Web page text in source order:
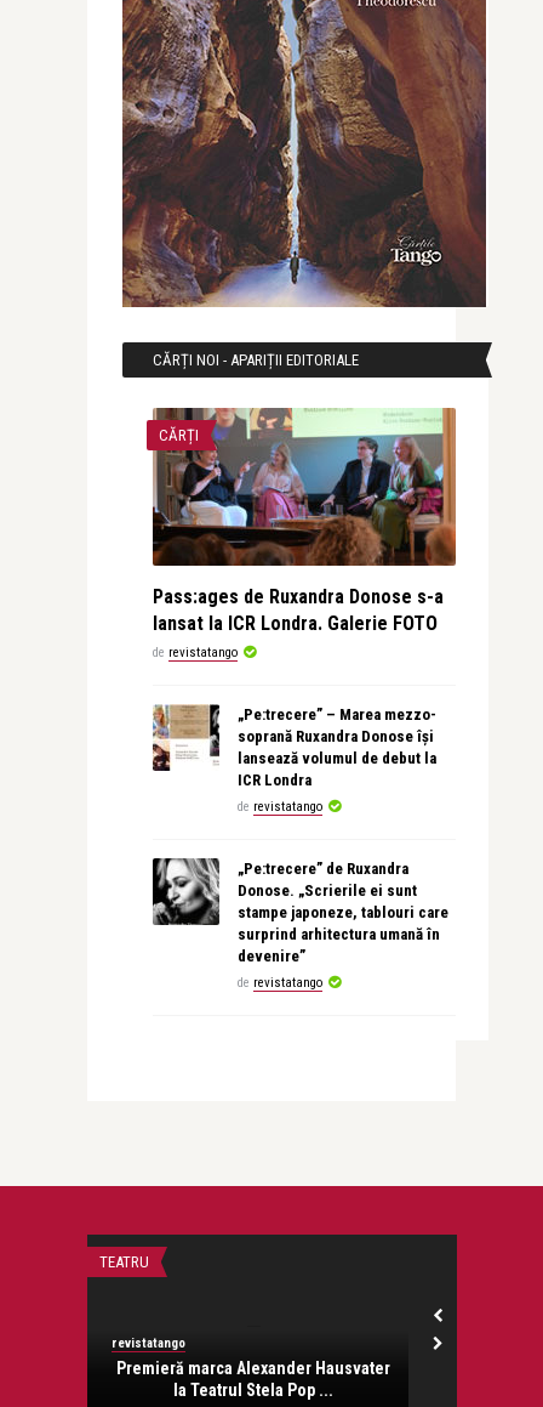
CĂRȚI NOI - APARIȚII EDITORIALE
CĂRȚI
Pass:ages de Ruxandra Donose s-a
lansat la ICR Londra. Galerie FOTO
de revistatango
„Pe:trecere” – Marea mezzo-
soprană Ruxandra Donose își
lansează volumul de debut la
ICR Londra
de revistatango
„Pe:trecere” de Ruxandra
Donose. „Scrierile ei sunt
stampe japoneze, tablouri care
surprind arhitectura umană în
devenire”
de revistatango
TEATRU
revistatango
Premieră marca Alexander Hausvater
la Teatrul Stela Pop ...